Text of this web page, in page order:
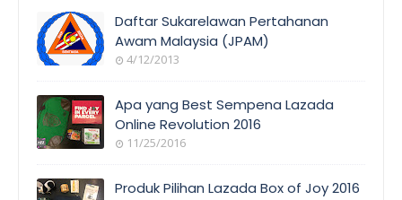
COVERAGE
AWAM
Daftar Sukarelawan Pertahanan
Awam Malaysia (JPAM)
4/12/2013
COVERAGE
Apa yang Best Sempena Lazada
Online Revolution 2016
11/25/2016
Produk Pilihan Lazada Box of Joy 2016